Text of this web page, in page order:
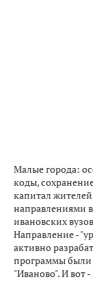
Малые города:
коды,
капитал
направлениями в
ивановских
Направление -
активно
программы были
"Иваново". И вот